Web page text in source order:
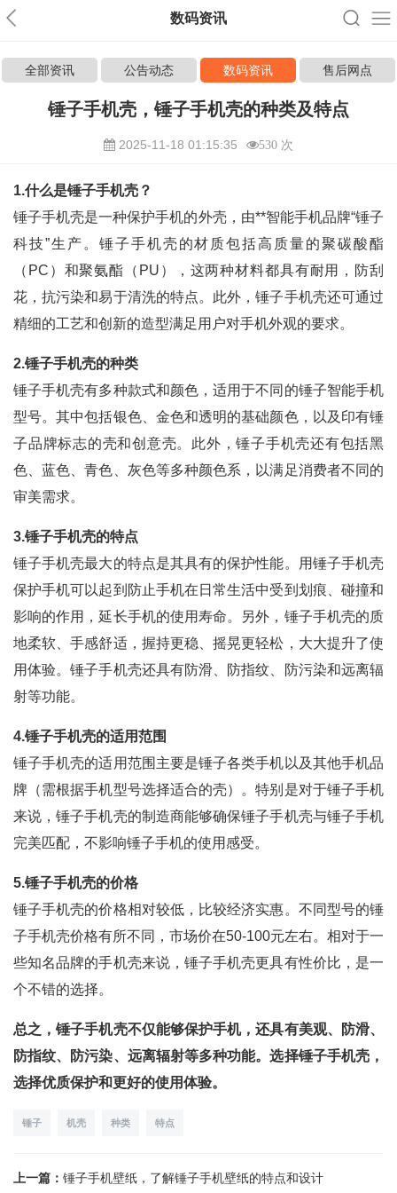
数码资讯
全部资讯 公告动态 数码资讯 售后网点
锤子手机壳，锤子手机壳的种类及特点
2025-11-18 01:15:35 530 次
1.什么是锤子手机壳？
锤子手机壳是一种保护手机的外壳，由**智能手机品牌“锤子
科技”生产。锤子手机壳的材质包括高质量的聚碳酸酯
（PC）和聚氨酯（PU），这两种材料都具有耐用，防刮
花，抗污染和易于清洗的特点。此外，锤子手机壳还可通过
精细的工艺和创新的造型满足用户对手机外观的要求。
2.锤子手机壳的种类
锤子手机壳有多种款式和颜色，适用于不同的锤子智能手机
型号。其中包括银色、金色和透明的基础颜色，以及印有锤
子品牌标志的壳和创意壳。此外，锤子手机壳还有包括黑
色、蓝色、青色、灰色等多种颜色系，以满足消费者不同的
审美需求。
3.锤子手机壳的特点
锤子手机壳最大的特点是其具有的保护性能。用锤子手机壳
保护手机可以起到防止手机在日常生活中受到划痕、碰撞和
影响的作用，延长手机的使用寿命。另外，锤子手机壳的质
地柔软、手感舒适，握持更稳、摇晃更轻松，大大提升了使
用体验。锤子手机壳还具有防滑、防指纹、防污染和远离辐
射等功能。
4.锤子手机壳的适用范围
锤子手机壳的适用范围主要是锤子各类手机以及其他手机品
牌（需根据手机型号选择适合的壳）。特别是对于锤子手机
来说，锤子手机壳的制造商能够确保锤子手机壳与锤子手机
完美匹配，不影响锤子手机的使用感受。
5.锤子手机壳的价格
锤子手机壳的价格相对较低，比较经济实惠。不同型号的锤
子手机壳价格有所不同，市场价在50-100元左右。相对于一
些知名品牌的手机壳来说，锤子手机壳更具有性价比，是一
个不错的选择。
总之，锤子手机壳不仅能够保护手机，还具有美观、防滑、
防指纹、防污染、远离辐射等多种功能。选择锤子手机壳，
选择优质保护和更好的使用体验。
锤子 机壳 种类 特点
上一篇： 锤子手机壁纸，了解锤子手机壁纸的特点和设计